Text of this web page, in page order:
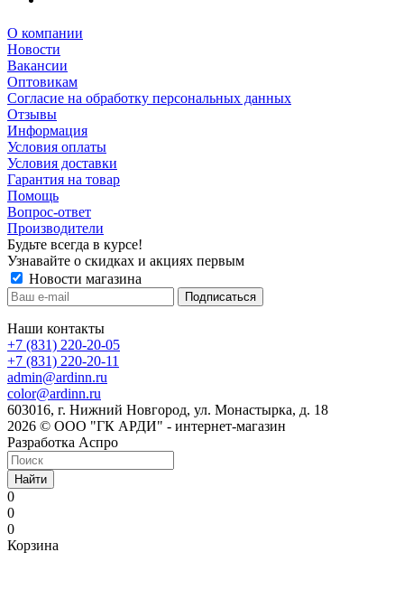
О компании
Новости
Вакансии
Оптовикам
Cогласие на обработку персональных данных
Отзывы
Информация
Условия оплаты
Условия доставки
Гарантия на товар
Помощь
Вопрос-ответ
Производители
Будьте всегда в курсе!
Узнавайте о скидках и акциях первым
Новости магазина
Наши контакты
+7 (831) 220-20-05
+7 (831) 220-20-11
admin@ardinn.ru
color@ardinn.ru
603016, г. Нижний Новгород, ул. Монастырка, д. 18
2026 © ООО "ГК АРДИ" - интернет-магазин
Разработка Аспро
Найти
0
0
0
Корзина